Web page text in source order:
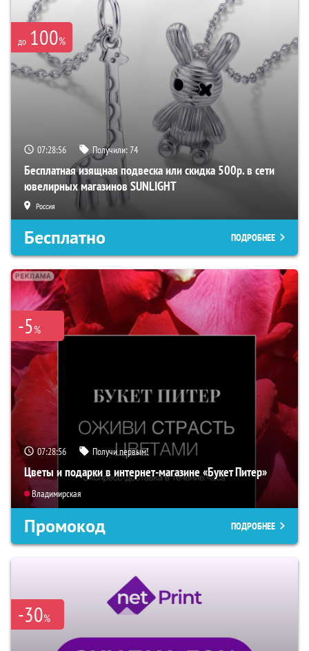
до 100%
07:28:55 Получили:74
Бесплатная изящная подвеска или скидка 500р. в сети
ювелирных магазинов SUNLIGHT
Россия
Бесплатно ПОДРОБНЕЕ
-5%
07:28:55 Получи первым!
Цветы и подарки в интернет-магазине «Букет Питер»
Владимирская
Промокод ПОДРОБНЕЕ
-30%